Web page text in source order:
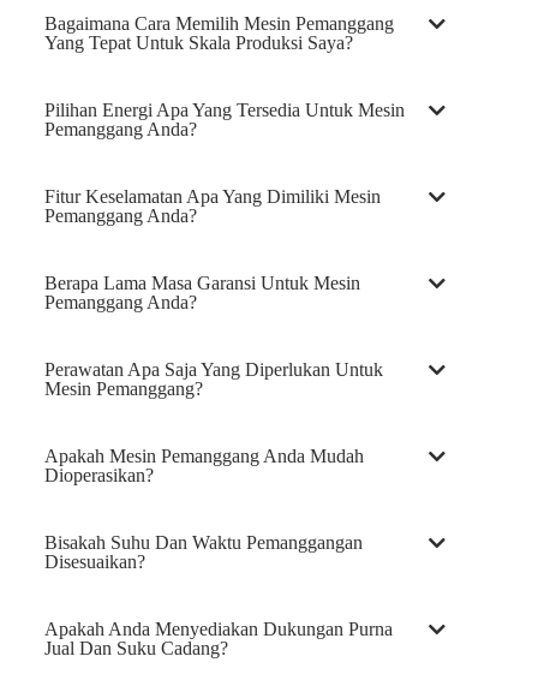
Bagaimana Cara Memilih Mesin Pemanggang
Yang Tepat Untuk Skala Produksi Saya?
Pilihan Energi Apa Yang Tersedia Untuk Mesin
Pemanggang Anda?
Fitur Keselamatan Apa Yang Dimiliki Mesin
Pemanggang Anda?
Berapa Lama Masa Garansi Untuk Mesin
Pemanggang Anda?
Perawatan Apa Saja Yang Diperlukan Untuk
Mesin Pemanggang?
Apakah Mesin Pemanggang Anda Mudah
Dioperasikan?
Bisakah Suhu Dan Waktu Pemanggangan
Disesuaikan?
Apakah Anda Menyediakan Dukungan Purna
Jual Dan Suku Cadang?